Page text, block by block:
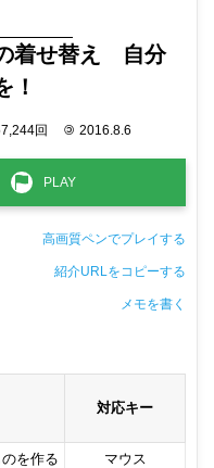
着せ替え 自分
！
回 © 2016.8.6
高画質ペンでプレイする
紹介URLをコピーする
メモを書く
対応キー
を作る マウス